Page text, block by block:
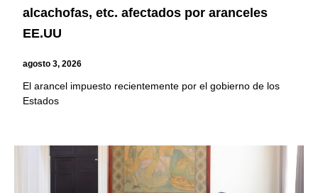
alcachofas, etc. afectados por aranceles
EE.UU
agosto 3, 2026
El arancel impuesto recientemente por el gobierno de los
Estados